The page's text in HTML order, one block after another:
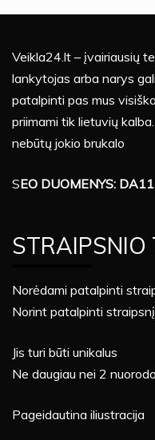
Veikla24.lt – įvairiausių
lankytojas arba narys
patalpinti pas mus
priimami tik lietuvių
nebūtų jokio brukalo
SEO DUOMENYS:
STRAIPSNIO
Norėdami patalpinti
Norint patalpinti straipsnį
Jis turi būti unikalus
Ne daugiau nei 2
Pageidautina iliustracija